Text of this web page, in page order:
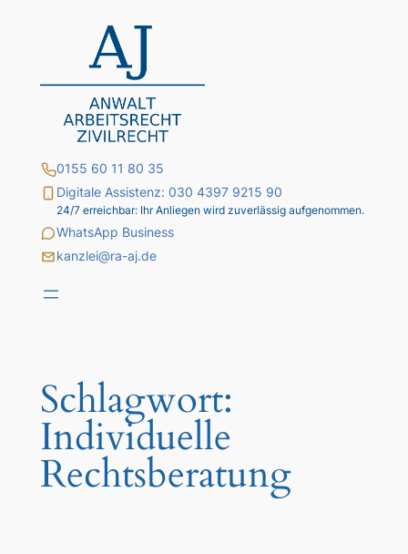
0155 60 11 80 35
Digitale Assistenz: 030 4397 9215 90
24/7 erreichbar: Ihr Anliegen wird zuverlässig aufgenommen.
WhatsApp Business
kanzlei@ra-aj.de
Schlagwort:
Individuelle
Rechtsberatung